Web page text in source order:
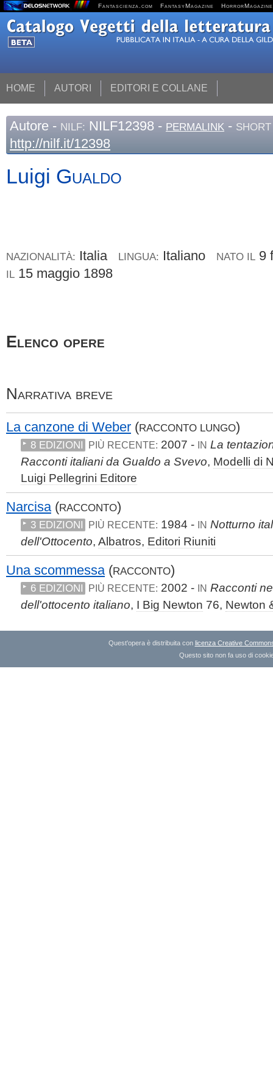
Fantascienza.com FantasyMagazine HorrorMagazine
HOME AUTORI EDITORI E COLLANE
Autore - NILF: NILF12398 - PERMALINK -
http://nilf.it/12398
Luigi Gualdo
NAZIONALITÀ: Italia LINGUA: Italiano NATO IL 9
IL 15 maggio 1898
Elenco opere
Narrativa breve
La canzone di Weber (RACCONTO LUNGO)
8 EDIZIONI PIÙ RECENTE: 2007 - IN La
Racconti italiani da Gualdo a Svevo, Modelli di
Luigi Pellegrini Editore
Narcisa (RACCONTO)
3 EDIZIONI PIÙ RECENTE: 1984 - IN Notturno
dell'Ottocento, Albatros, Editori Riuniti
Una scommessa (RACCONTO)
6 EDIZIONI PIÙ RECENTE: 2002 - IN Racconti
dell'ottocento italiano, I Big Newton 76, Newton
Quest'opera è distribuita con licenza Creative
Questo sito non fa uso di